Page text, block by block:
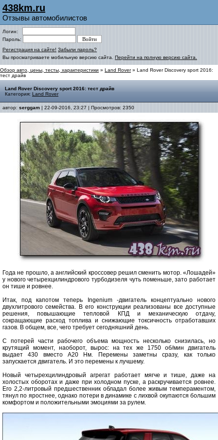
438km.ru
Отзывы автомобилистов
Логин:
Пароль:
Регистрация на сайте! Забыли пароль?
Вы просматриваете мобильную версию сайта. Перейти на полную версию сайта.
Обзор авто, цены, тесты, характеристики » Land Rover» Land Rover Discovery sport 2016:
тест драйв
Land Rover Discovery sport 2016: тест драйв
Категория: Land Rover
автор: serggam | 22-09-2016, 23:27 | Просмотров: 2350
Года не прошло, а английский кроссовер решил сменить мотор. «Лошадей»
у нового четырехцилиндрового турбодизеля чуть поменьше, зато работает
он тише и ровнее.
Итак, под капотом теперь Ingenium -двигатель концептуально нового
двухлитрового семейства. В его конструкции реализованы все доступные
решения, повышающие тепловой КПД и механическую отдачу,
сокращающие расход топлива и снижающие токсичность отработавших
газов. В общем, все, чего требует сегодняшний день.
С потерей части рабочего объема мощность несколько снизилась, но
крутящий момент, наоборот, вырос: на тех же 1750 об/мин двигатель
выдает 430 вместо А20 Нм. Перемены заметны сразу, как только
запускается двигатель. И это перемены к лучшему.
Новый четырехцилиндровый агрегат работает мягче и тише, даже на
холостых оборотах и даже при холодном пуске, а раскручивается ровнее.
Его 2,2-литровый предшественник обладал более живым темпераментом,
тянул по яростнее, однако потери в динамике с лихвой окупаются большим
комфортом и положительными эмоциями за рулем.